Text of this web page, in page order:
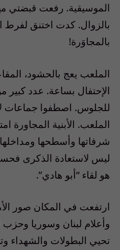
الموسيقية. رفعت قبضتي
بالزوال. كدت اختنق لفرط
بالمجاوَرة!
الملعب يعج بالحشود،
الإحتفال بساعة. عدد كبير
للجلوس. اصطفوا جماعات
الملعب. الأبنية المجاورة
شرفاتها وأسطحها
ليس لاستعادة الذكرى
هو لقاء “أبو هادي”.
ارتفعت في المكان صور
وأعلام لبنان وسوريا وحزب
تحيي البطولات والشهداء